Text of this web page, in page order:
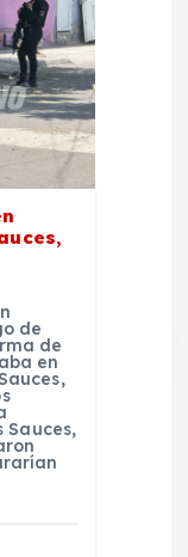
de
de
en
Sauces,